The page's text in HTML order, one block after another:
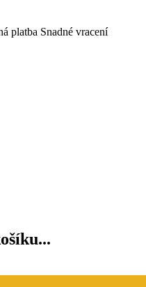
platba Snadné vracení